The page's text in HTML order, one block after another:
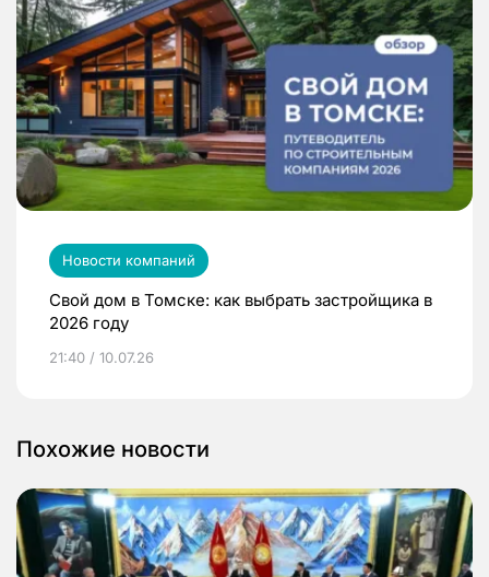
Новости компаний
Свой дом в Томске: как выбрать застройщика в
2026 году
21:40 / 10.07.26
Похожие новости